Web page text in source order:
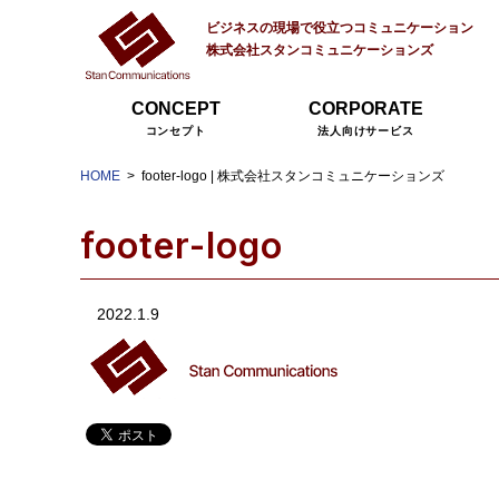
ビジネスの現場で役立つコミュニケーション
株式会社スタンコミュニケーションズ
CONCEPT
コンセプト
CORPORATE
法人向けサービス
HOME footer-logo | 株式会社スタンコミュニケーションズ
footer-logo
2022.1.9